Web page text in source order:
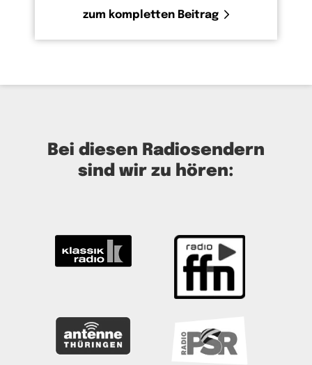
zum kompletten Beitrag
Bei diesen Radiosendern
sind wir zu hören: